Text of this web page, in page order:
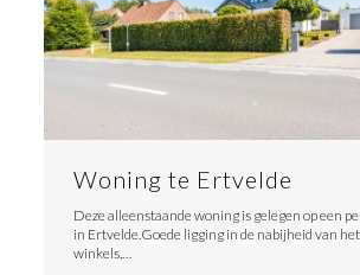
Woning te Ertvelde
Deze alleenstaande woning is gelegen op een
in Ertvelde.Goede ligging in de nabijheid van
winkels,…